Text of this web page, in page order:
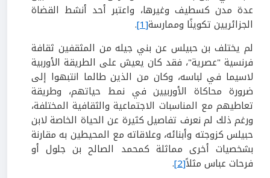
عدة مدن كسطيف وغيرها، واعتبر أحد أنشط القضاة
الجزائريين تكوينًا وممارسة[1]
.
لم يختلف بن حبيلس عن بني جيله من المثقفين ثقافة
فرنسية "عصرية"، فقد كان يعيش على الطريقة الأوربية
لاسيما في لباسه، وكان من الذين طالما انتبهوا إلى
ضرورة محاكاة الأوربيين في نمط حياتهم، وطريقة
تعاطيهم مع المناسبات الاجتماعية والثقافية المختلفة،
ورغم ذلك لم نعرف تفاصيل كثيرة عن الحياة الخاصة لابن
حبيلس كزوجته وأبنائه، وعلاقاته مع المحيطين به مقارنة
بشخصيات أخرى مماثلة كمحمد الصالح بن جلول أو
فرحات عباس مثلاً[2]
.